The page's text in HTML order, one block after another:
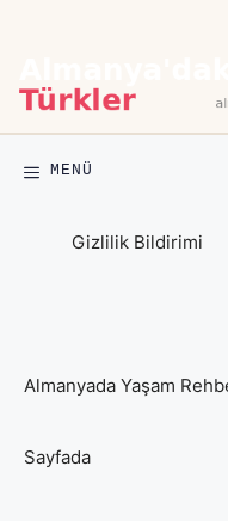
MENÜ
Gizlilik Bildirimi
Almanyada Yaşam
Sayfada